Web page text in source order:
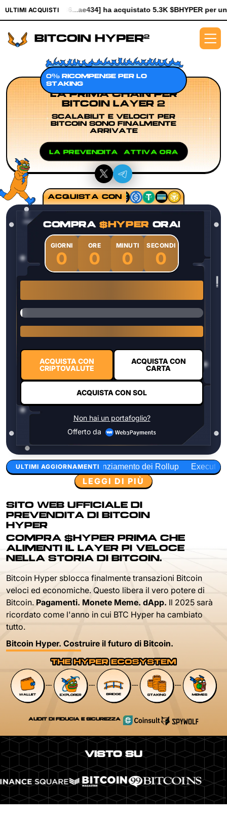
ULTIMI ACQUISTI
ha acquistato 5.3K $BHYPER per un valore di $61.25
0% RICOMPENSE PER LO
STAKING
LA PRIMA CHAIN PER
BITCOIN LAYER 2
SCALABILITÀ E VELOCITÀ PER
BITCOIN SONO FINALMENTE
ARRIVATE
LA PREVENDITA È ATTIVA ORA
ULTIMI AGGIORNAMENTI
dei Rollup Execution Layer Research Design
LEGGI DI PIÙ
SITO WEB UFFICIALE DI
PREVENDITA DI BITCOIN
HYPER
COMPRA $HYPER PRIMA CHE
ALIMENTI IL LAYER PIÙ VELOCE
NELLA STORIA DI BITCOIN.
Bitcoin Hyper sblocca finalmente transazioni Bitcoin
veloci ed economiche. Questo libera il vero potere di
Bitcoin. Pagamenti. Monete Meme. dApp. Il 2025 sarà
ricordato come l'anno in cui BTC Hyper ha cambiato
tutto.
Bitcoin Hyper. Costruire il futuro di Bitcoin.
AUDIT DI FIDUCIA E SICUREZZA
ACQUISTA CON
COMPRA$HYPER ORA!
GIORNI
0
ORE
0
MINUTI
0
SECONDI
0
ACQUISTA CON
CRIPTOVALUTE
ACQUISTA CON
CARTA
ACQUISTA CON SOL
Non hai un portafoglio?
Offerto da
VISTO SU